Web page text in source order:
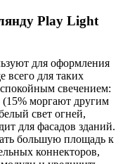
Play Light
для оформления
всего для таких
свечением:
(15% моргают другим
свет огней,
для фасадов зданий.
большую площадь к
коннекторов,